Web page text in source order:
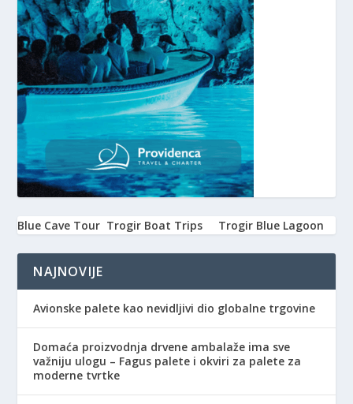
Blue Cave Tour Trogir Boat Trips Trogir Blue Lagoon
NAJNOVIJE
Avionske palete kao nevidljivi dio globalne trgovine
Domaća proizvodnja drvene ambalaže ima sve
važniju ulogu – Fagus palete i okviri za palete za
moderne tvrtke